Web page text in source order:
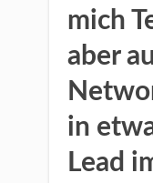
mich
aber
in
Lead